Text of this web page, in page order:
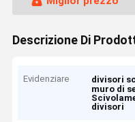
Descrizione Di
Evidenziare divisori
muro di
divisori